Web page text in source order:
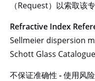
（Request）以索取该专
Refractive Index
Sellmeier dispersion
Schott Glass
不保证准确性 - 使用风险